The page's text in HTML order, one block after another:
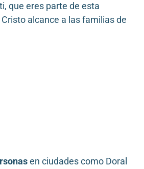
que eres parte de esta
alcance a las familias de
en ciudades como Doral